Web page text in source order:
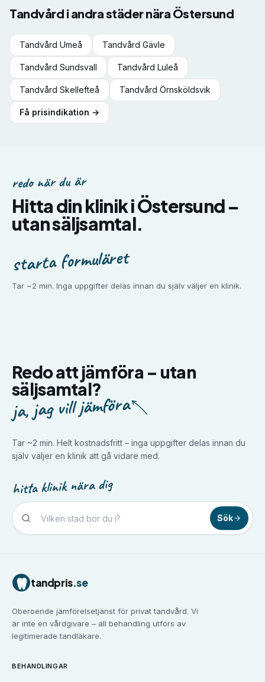
Tandvård i andra städer nära Östersund
Tandvård Umeå Tandvård Gävle
Tandvård Sundsvall Tandvård Luleå
Tandvård Skellefteå Tandvård Örnsköldsvik
Få prisindikation →
redo när du är
Hitta din klinik iÖstersund–
utan säljsamtal.
starta formuläret
Tar ~2 min. Inga uppgifter delas innan du själv väljer en klinik.
Redo att jämföra – utan
säljsamtal?
ja, jag vill jämföra
Tar ~2 min. Helt kostnadsfritt – inga uppgifter delas innan du
själv väljer en klinik att gå vidare med.
hitta klinik nära dig
Sök
Tandvård i
Tandvård iFalun
Tandvård i Göteborg
Tandvård iHalmstad
Tandvård iHelsingborg
tandpris.se
Oberoende jämförelsetjänst för privat tandvård. Vi
är inte en vårdgivare – all behandling utförs av
legitimerade tandläkare.
BEHANDLINGAR